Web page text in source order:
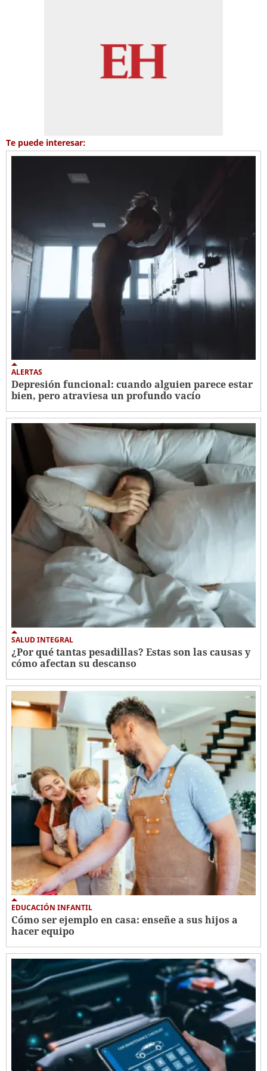
Te puede interesar:
ALERTAS
Depresión funcional: cuando alguien parece estar
bien, pero atraviesa un profundo vacío
SALUD INTEGRAL
¿Por qué tantas pesadillas? Estas son las causas y
cómo afectan su descanso
EDUCACIÓN INFANTIL
Cómo ser ejemplo en casa: enseñe a sus hijos a
hacer equipo